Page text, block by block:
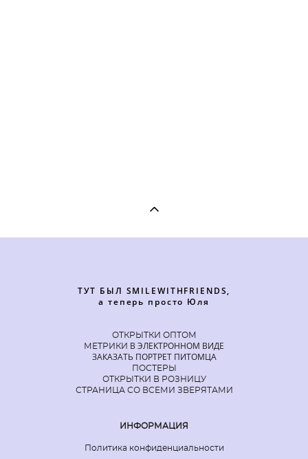
ТУТ БЫЛ SMILEWITHFRIENDS,
а теперь просто Юля
ОТКРЫТКИ ОПТОМ
МЕТРИКИ В ЭЛЕКТРОННОМ ВИДЕ
ЗАКАЗАТЬ ПОРТРЕТ ПИТОМЦА
ПОСТЕРЫ
ОТКРЫТКИ В РОЗНИЦУ
СТРАНИЦА СО ВСЕМИ ЗВЕРЯТАМИ
ИНФОРМАЦИЯ
Политика конфиденциальности